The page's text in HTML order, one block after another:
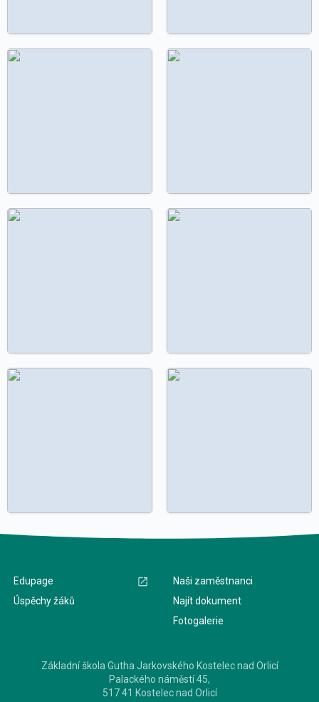
Edupage
Úspěchy žáků
Naši zaměstnanci
Najít dokument
Fotogalerie
Základní škola Gutha Jarkovského Kostelec nad Orlicí
Palackého náměstí 45,
517 41 Kostelec nad Orlicí